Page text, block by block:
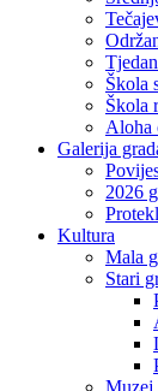
Škola
Škola
Aloha
Galerija
2026
Kultura
Mala
Stari
Muzej